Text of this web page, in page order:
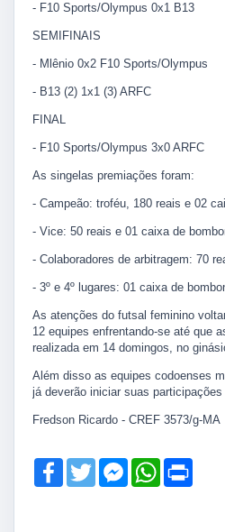
- F10 Sports/Olympus 0x1 B13
SEMIFINAIS
- Mlênio 0x2 F10 Sports/Olympus
- B13 (2) 1x1 (3) ARFC
FINAL
- F10 Sports/Olympus 3x0 ARFC
As singelas premiações foram:
- Campeão: troféu, 180 reais e 02
- Vice: 50 reais e 01 caixa de
- Colaboradores de arbitragem: 70
- 3º e 4º lugares: 01 caixa de
As atenções do futsal feminino
12 equipes enfrentando-se até que
realizada em 14 domingos, no
Além disso as equipes codoenses
já deverão iniciar suas
Fredson Ricardo - CREF 3573/g-MA
F
T
M
W